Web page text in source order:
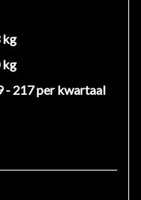
680 kg)
kg
kg
- 217 per kwartaal